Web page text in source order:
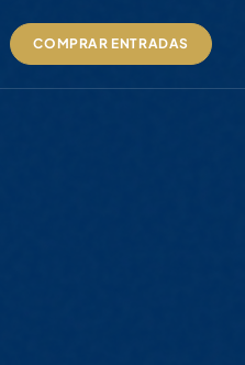
COMPRAR ENTRADAS